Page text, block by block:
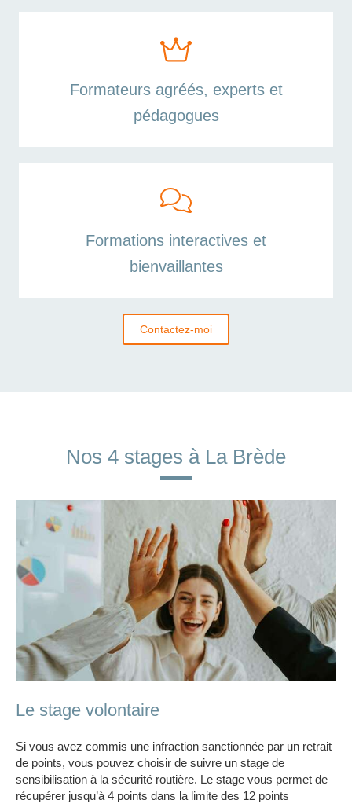
Formateurs agréés, experts et
pédagogues
Formations interactives et
bienvaillantes
Contactez-moi
Nos 4 stages à La Brède
Le stage volontaire
Si vous avez commis une infraction sanctionnée par un retrait
de points, vous pouvez choisir de suivre un stage de
sensibilisation à la sécurité routière. Le stage vous permet de
récupérer jusqu’à 4 points dans la limite des 12 points